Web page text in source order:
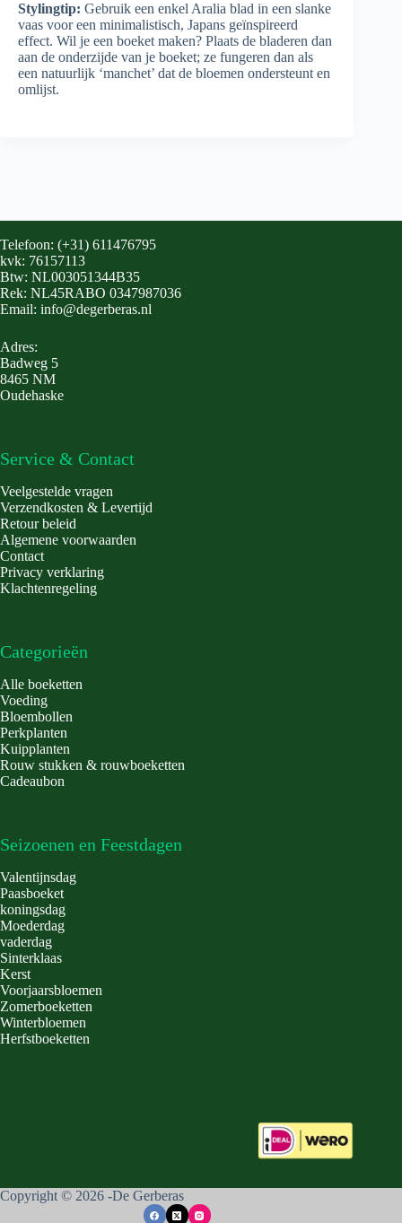
Stylingtip: Gebruik een enkel Aralia blad in een slanke
vaas voor een minimalistisch, Japans geïnspireerd
effect. Wil je een boeket maken? Plaats de bladeren dan
aan de onderzijde van je boeket; ze fungeren dan als
een natuurlijk ‘manchet’ dat de bloemen ondersteunt en
omlijst.
Telefoon: (+31) 611476795
kvk: 76157113
Btw: NL003051344B35
Rek: NL45RABO 0347987036
Email: info@degerberas.nl
Adres:
Badweg 5
8465 NM
Oudehaske
Service & Contact
Veelgestelde vragen
Verzendkosten & Levertijd
Retour beleid
Algemene voorwaarden
Contact
Privacy verklaring
Klachtenregeling
Categorieën
Alle boeketten
Voeding
Bloembollen
Perkplanten
Kuipplanten
Rouw stukken & rouwboeketten
Cadeaubon
Seizoenen en Feestdagen
Valentijnsdag
Paasboeket
koningsdag
Moederdag
vaderdag
Sinterklaas
Kerst
Voorjaarsbloemen
Zomerboeketten
Winterbloemen
Herfstboeketten
Copyright © 2026 -De Gerberas